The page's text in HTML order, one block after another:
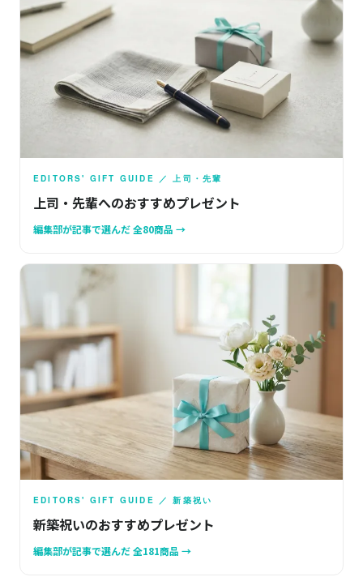
EDITORS' GIFT GUIDE ／ 上司・先輩
上司・先輩へのおすすめプレゼント
編集部が記事で選んだ 全80商品 →
EDITORS' GIFT GUIDE ／ 新築祝い
新築祝いのおすすめプレゼント
編集部が記事で選んだ 全181商品 →